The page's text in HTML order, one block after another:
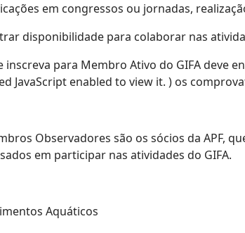
em congressos ou jornadas,
disponibilidade para colaborar nas
inscreva para Membro Ativo do GIFA deve
JavaScript enabled to view it. ) os
Observadores são os sócios da APF,
em participar nas atividades do GIFA.
Aquáticos